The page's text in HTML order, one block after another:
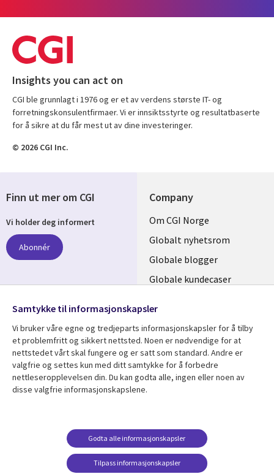
Insights you can act on
CGI ble grunnlagt i 1976 og er et av verdens største IT- og
forretningskonsulentfirmaer. Vi er innsiktsstyrte og resultatbaserte
for å sikre at du får mest ut av dine investeringer.
© 2026 CGI Inc.
Company
Useful
links
NORWAY
Om CGI Norge
Globalt nyhetsrom
Globale blogger
Globale kundecaser
Resource center
NORWAY
Arrangementer
Support
NORWAY
Accessibility
Web privacy
Finn ut mer om CGI
Vi holder deg informert
Abonnér
følg oss
Social
Media
NORWAY
Samtykke til informasjonskapsler
Vi bruker våre egne og tredjeparts informasjonskapsler for å tilby
et problemfritt og sikkert nettsted. Noen er nødvendige for at
nettstedet vårt skal fungere og er satt som standard. Andre er
valgfrie og settes kun med ditt samtykke for å forbedre
nettleseropplevelsen din. Du kan godta alle, ingen eller noen av
disse valgfrie informasjonskapslene.
Tilpass informasjonskapsler
Godta alle informasjonskapsler